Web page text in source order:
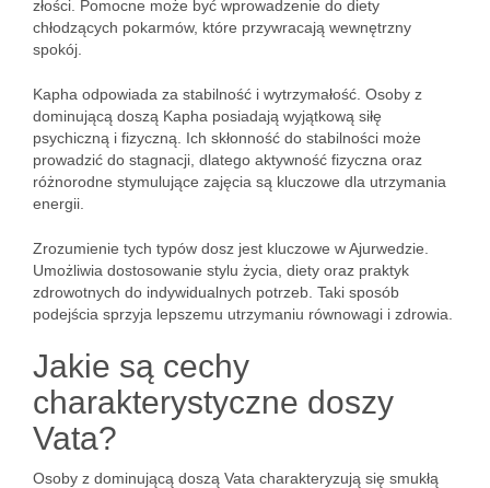
złości. Pomocne może być wprowadzenie do diety
chłodzących pokarmów, które przywracają wewnętrzny
spokój.
Kapha odpowiada za stabilność i wytrzymałość. Osoby z
dominującą doszą Kapha posiadają wyjątkową siłę
psychiczną i fizyczną. Ich skłonność do stabilności może
prowadzić do stagnacji, dlatego aktywność fizyczna oraz
różnorodne stymulujące zajęcia są kluczowe dla utrzymania
energii.
Zrozumienie tych typów dosz jest kluczowe w Ajurwedzie.
Umożliwia dostosowanie stylu życia, diety oraz praktyk
zdrowotnych do indywidualnych potrzeb. Taki sposób
podejścia sprzyja lepszemu utrzymaniu równowagi i zdrowia.
Jakie są cechy
charakterystyczne doszy
Vata?
Osoby z dominującą doszą Vata charakteryzują się smukłą